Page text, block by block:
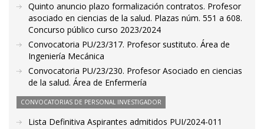
Quinto anuncio plazo formalización contratos. Profesor
asociado en ciencias de la salud. Plazas núm. 551 a 608.
Concurso público curso 2023/2024
Convocatoria PU/23/317. Profesor sustituto. Área de
Ingeniería Mecánica
Convocatoria PU/23/230. Profesor Asociado en ciencias
de la salud. Área de Enfermería
CONVOCATORIAS DE PERSONAL INVESTIGADOR
Lista Definitiva Aspirantes admitidos PUI/2024-011